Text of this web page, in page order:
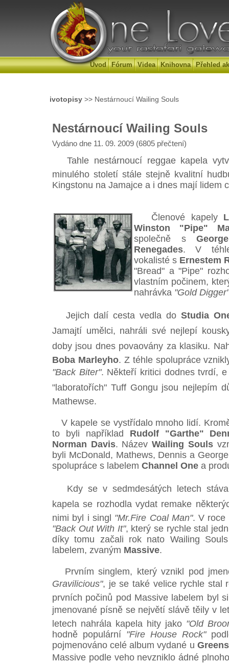
Úvod Fórum Videa Knihovna Přehled
ivotopisy >> Nestárnoucí Wailing Souls
Nestárnoucí Wailing Souls
Vydáno dne 11. 09. 2009 (6805 přečtení)
Tahle nestárnoucí reggae kapela
minulého století stále stejně kvalitní
Kingstonu na Jamajce a i dnes mají lidem
Členové kapely
Winston "Pipe"
společně s
Renegades. V
vokalisté s Ernestem
"Bread" a "Pipe"
vlastním počinem,
nahrávka "Gold Digger"
Jejich dalí cesta vedla do Studia
Jamajtí umělci, nahráli své nejlepí
doby jsou dnes povaovány za klasiku.
Boba Marleyho. Z téhle spolupráce
"Back Biter". Někteří kritici dodnes tvrdí,
"laboratořích" Tuff Gongu jsou nejlepím
Mathewse.
V kapele se vystřídalo mnoho lidí.
to byli například Rudolf "Garthe"
Norman Davis. NázevWailing Souls
byli McDonald, Mathews, Dennis a
spolupráce s labelem Channel One a
Kdy se v sedmdesátých letech
kapela se rozhodla vydat remake
nimi byl i singl "Mr.Fire Coal Man". V roce
"Back Out With It", který se rychle stal
díky tomu začali rok nato Wailing
labelem, zvaným Massive.
Prvním singlem, který vznikl pod
Gravilicious", je se také velice rychle stal
prvních počinů pod Massive labelem byl
jmenované písně se největí slávě těily v
letech nahrála kapela hity jako "Old
hodně populární "Fire House Rock"
pojmenováno celé album vydané u
Massive podle veho nevzniklo ádné